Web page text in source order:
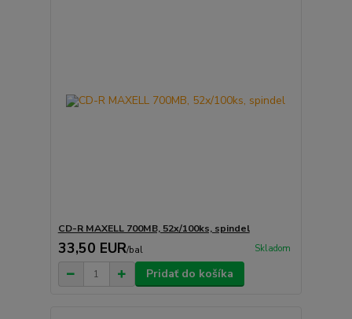
CD-R MAXELL 700MB, 52x/100ks, spindel
33,50 EUR/bal Skladom
Pridať do košíka